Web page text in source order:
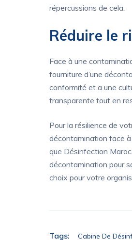
répercussions de cela.
Réduire le
Face à une
fourniture d’une
conformité et a une
transparente tout en
Pour la résilience de
décontamination face à
que Désinfection
décontamination pour
choix pour votre
Tags: Cabine De